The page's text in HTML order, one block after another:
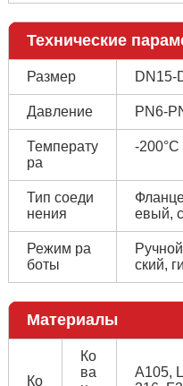
Технические
Размер DN15-
Давление PN6-
Температу
ра
-200°С
Тип соеди
нения
евый,
Режим ра
боты
ский,
Материалы
Ко
Ко
ва
A105,